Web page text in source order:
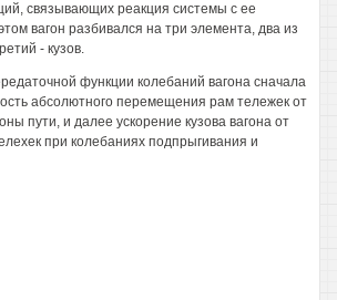
связывающих реакция системы с ее
вагон разбивался на три элемента, два из
- кузов.
функции колебаний вагона сначала
абсолютного перемещения рам тележек от
пути, и далее ускорение кузова вагона от
при колебаниях подпрыгивания и